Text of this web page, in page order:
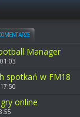
Manager
spotkań w FM18
online